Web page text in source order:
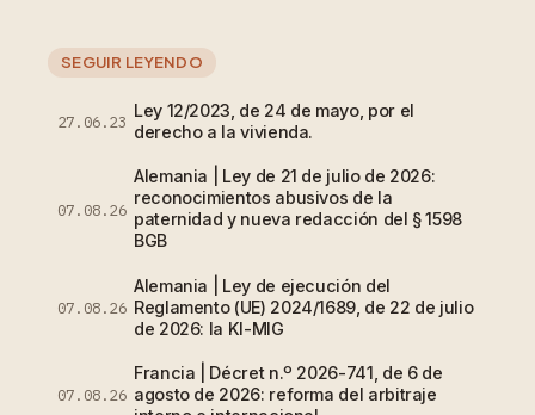
SEGUIR LEYENDO
27.06.23
Ley 12/2023, de 24 de mayo, por el
derecho a la vivienda.
07.08.26
Alemania | Ley de 21 de julio de 2026:
reconocimientos abusivos de la
paternidad y nueva redacción del § 1598
BGB
07.08.26
Alemania | Ley de ejecución del
Reglamento (UE) 2024/1689, de 22 de julio
de 2026: la KI-MIG
07.08.26
Francia | Décret n.º 2026-741, de 6 de
agosto de 2026: reforma del arbitraje